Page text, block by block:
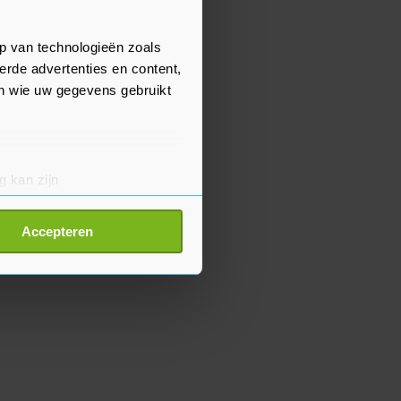
van technologieën zoals
advertenties en content,
wie uw gegevens gebruikt
kan zijn
detailgedeelte
Accepteren